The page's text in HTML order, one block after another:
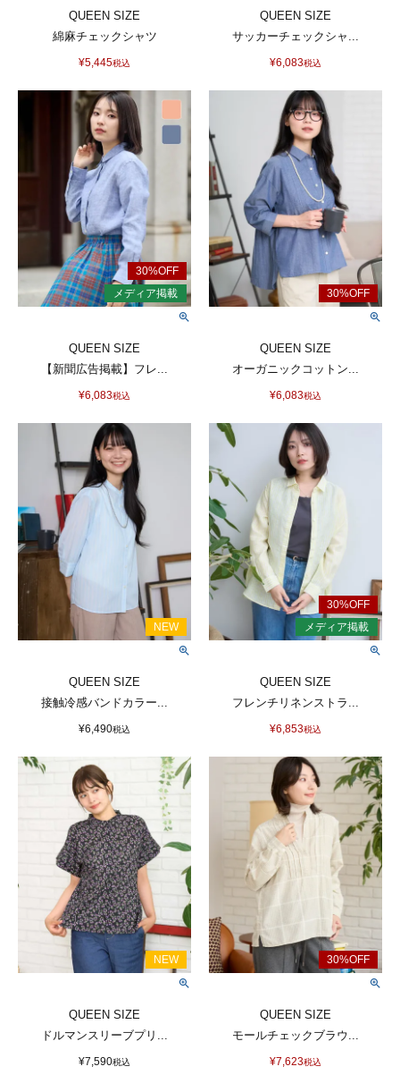
QUEEN SIZE
綿麻チェックシャツ
¥5,445税込
QUEEN SIZE
サッカーチェックシャ...
¥6,083税込
QUEEN SIZE
【新聞広告掲載】フレ...
¥6,083税込
QUEEN SIZE
オーガニックコットン...
¥6,083税込
QUEEN SIZE
接触冷感バンドカラー...
¥6,490税込
QUEEN SIZE
フレンチリネンストラ...
¥6,853税込
QUEEN SIZE
ドルマンスリーブプリ...
¥7,590税込
QUEEN SIZE
モールチェックブラウ...
¥7,623税込